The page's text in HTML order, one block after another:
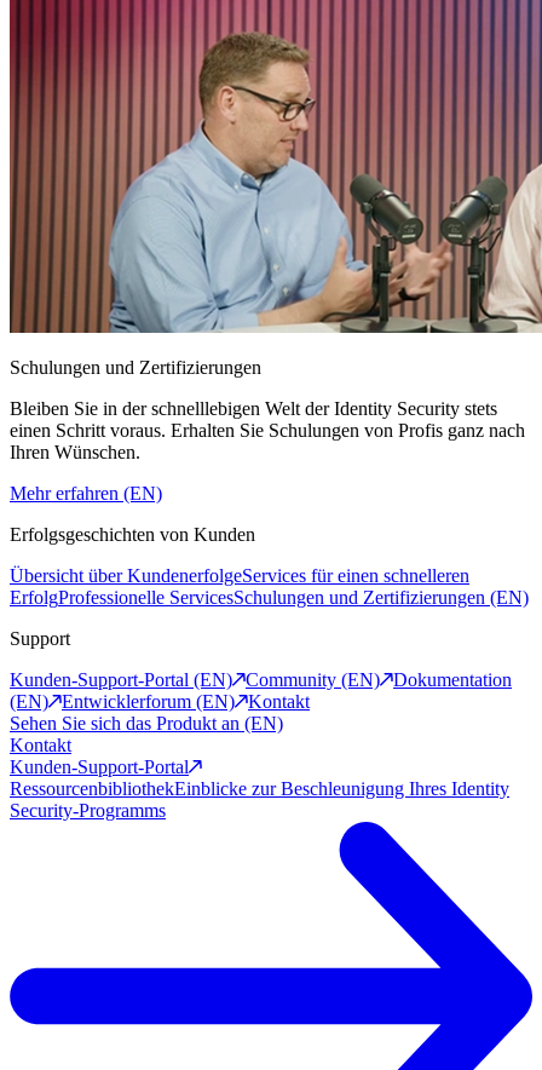
Schulungen und Zertifizierungen
Bleiben Sie in der schnelllebigen Welt der Identity Security stets
einen Schritt voraus. Erhalten Sie Schulungen von Profis ganz nach
Ihren Wünschen.
Mehr erfahren (EN)
Erfolgsgeschichten von Kunden
Übersicht über KundenerfolgeServices für einen schnelleren
ErfolgProfessionelle ServicesSchulungen und Zertifizierungen (EN)
Support
Kunden-Support-Portal (EN)
Community (EN)
Dokumentation
(EN)
Entwicklerforum (EN)
Kontakt
Sehen Sie sich das Produkt an (EN)
Kontakt
Kunden-Support-Portal
RessourcenbibliothekEinblicke zur Beschleunigung Ihres Identity
Security-Programms